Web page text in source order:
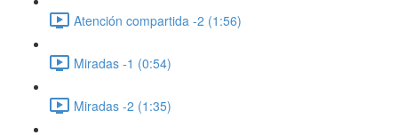
Atención compartida -2 (1:56)
Miradas -1 (0:54)
Miradas -2 (1:35)